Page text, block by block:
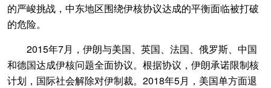
的严峻挑战，中东地区围绕伊核协议达成的平衡面临被打破
的危险。
2015年7月，伊朗与美国、英国、法国、俄罗斯、中国
和德国达成伊核问题全面协议。根据协议，伊朗承诺限制核
计划，国际社会解除对伊制裁。2018年5月，美国单方面退